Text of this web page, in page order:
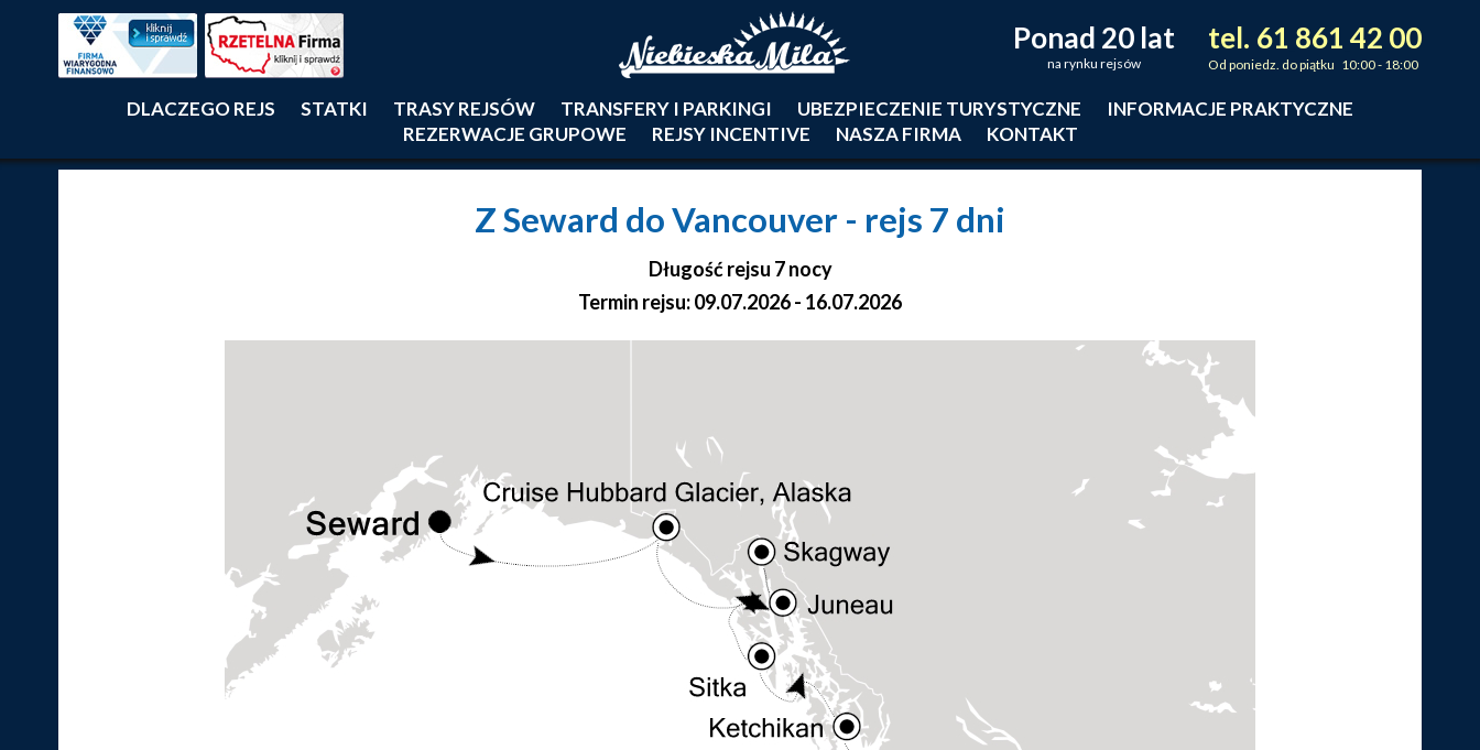
tel. 61 861 42 00
Od poniedz. do piątku 10:00 - 18:00
Ponad 20 lat
na rynku rejsów
DLACZEGO REJS STATKI TRASY REJSÓW TRANSFERY I PARKINGI UBEZPIECZENIE TURYSTYCZNE
INFORMACJE PRAKTYCZNE
REZERWACJE GRUPOWE
REJSY INCENTIVE NASZA FIRMA KONTAKT
Z Seward do Vancouver - rejs 7 dni
Długość rejsu 7 nocy
Termin rejsu: 09.07.2026 - 16.07.2026